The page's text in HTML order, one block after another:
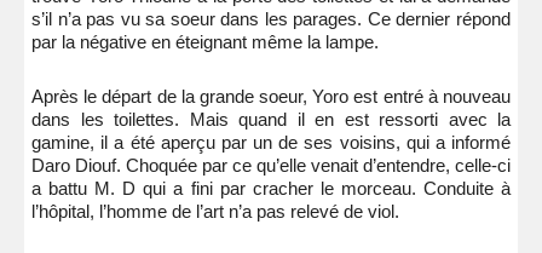
s’il n’a pas vu sa soeur dans les parages. Ce dernier répond
par la négative en éteignant même la lampe.
Après le départ de la grande soeur, Yoro est entré à nouveau
dans les toilettes. Mais quand il en est ressorti avec la
gamine, il a été aperçu par un de ses voisins, qui a informé
Daro Diouf. Choquée par ce qu’elle venait d’entendre, celle-ci
a battu M. D qui a fini par cracher le morceau. Conduite à
l’hôpital, l’homme de l’art n’a pas relevé de viol.